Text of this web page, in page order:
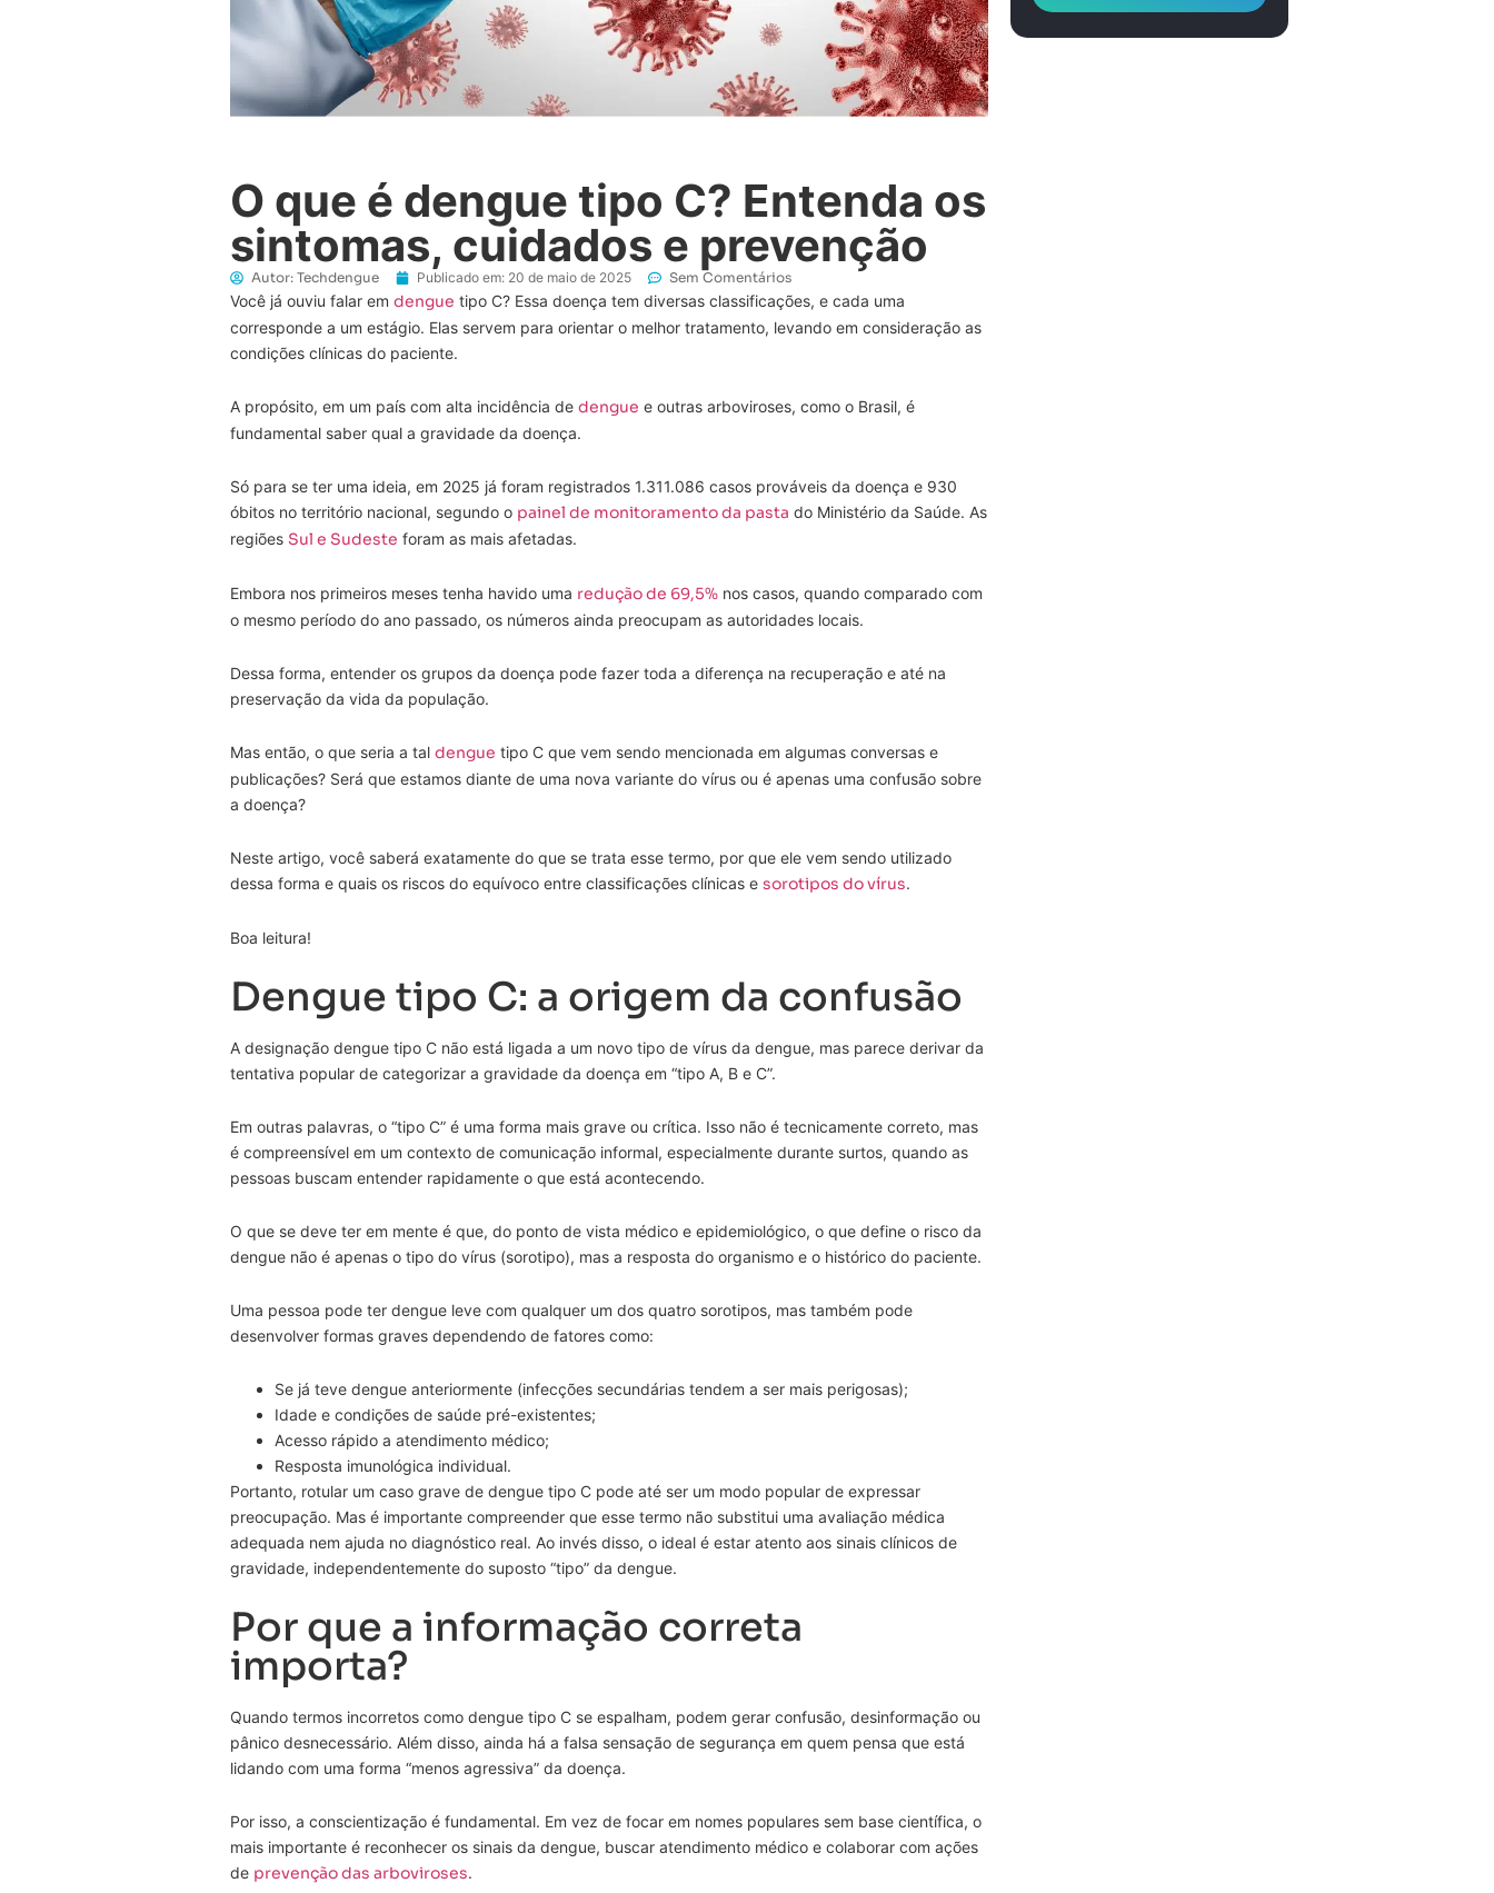
O que é dengue tipo C? Entenda os
sintomas, cuidados e prevenção
Autor:Techdengue Publicado em: 20 de maio de 2025 Sem Comentários
Você já ouviu falar em dengue tipo C? Essa doença tem diversas classificações, e cada uma
corresponde a um estágio. Elas servem para orientar o melhor tratamento, levando em consideração as
condições clínicas do paciente.
A propósito, em um país com alta incidência de dengue e outras arboviroses, como o Brasil, é
fundamental saber qual a gravidade da doença.
Só para se ter uma ideia, em 2025 já foram registrados 1.311.086 casos prováveis da doença e 930
óbitos no território nacional, segundo o painel de monitoramento da pasta do Ministério da Saúde. As
regiões Sul e Sudeste foram as mais afetadas.
Embora nos primeiros meses tenha havido uma redução de 69,5%nos casos, quando comparado com
o mesmo período do ano passado, os números ainda preocupam as autoridades locais.
Dessa forma, entender os grupos da doença pode fazer toda a diferença na recuperação e até na
preservação da vida da população.
Mas então, o que seria a tal dengue tipo C que vem sendo mencionada em algumas conversas e
publicações? Será que estamos diante de uma nova variante do vírus ou é apenas uma confusão sobre
a doença?
Neste artigo, você saberá exatamente do que se trata esse termo, por que ele vem sendo utilizado
dessa forma e quais os riscos do equívoco entre classificações clínicas e sorotipos do vírus.
Boa leitura!
Dengue tipo C: a origem da confusão
A designação dengue tipo C não está ligada a um novo tipo de vírus da dengue, mas parece derivar da
tentativa popular de categorizar a gravidade da doença em “tipo A, B e C”.
Em outras palavras, o “tipo C” é uma forma mais grave ou crítica. Isso não é tecnicamente correto, mas
é compreensível em um contexto de comunicação informal, especialmente durante surtos, quando as
pessoas buscam entender rapidamente o que está acontecendo.
O que se deve ter em mente é que, do ponto de vista médico e epidemiológico, o que define o risco da
dengue não é apenas o tipo do vírus (sorotipo), mas a resposta do organismo e o histórico do paciente.
Uma pessoa pode ter dengue leve com qualquer um dos quatro sorotipos, mas também pode
desenvolver formas graves dependendo de fatores como:
Se já teve dengue anteriormente (infecções secundárias tendem a ser mais perigosas);
Idade e condições de saúde pré-existentes;
Acesso rápido a atendimento médico;
Resposta imunológica individual.
Portanto, rotular um caso grave de dengue tipo C pode até ser um modo popular de expressar
preocupação. Mas é importante compreender que esse termo não substitui uma avaliação médica
adequada nem ajuda no diagnóstico real. Ao invés disso, o ideal é estar atento aos sinais clínicos de
gravidade, independentemente do suposto “tipo” da dengue.
Por que a informação correta
importa?
Quando termos incorretos como dengue tipo C se espalham, podem gerar confusão, desinformação ou
pânico desnecessário. Além disso, ainda há a falsa sensação de segurança em quem pensa que está
lidando com uma forma “menos agressiva” da doença.
Por isso, a conscientização é fundamental. Em vez de focar em nomes populares sem base científica, o
mais importante é reconhecer os sinais da dengue, buscar atendimento médico e colaborar com ações
de prevenção das arboviroses.